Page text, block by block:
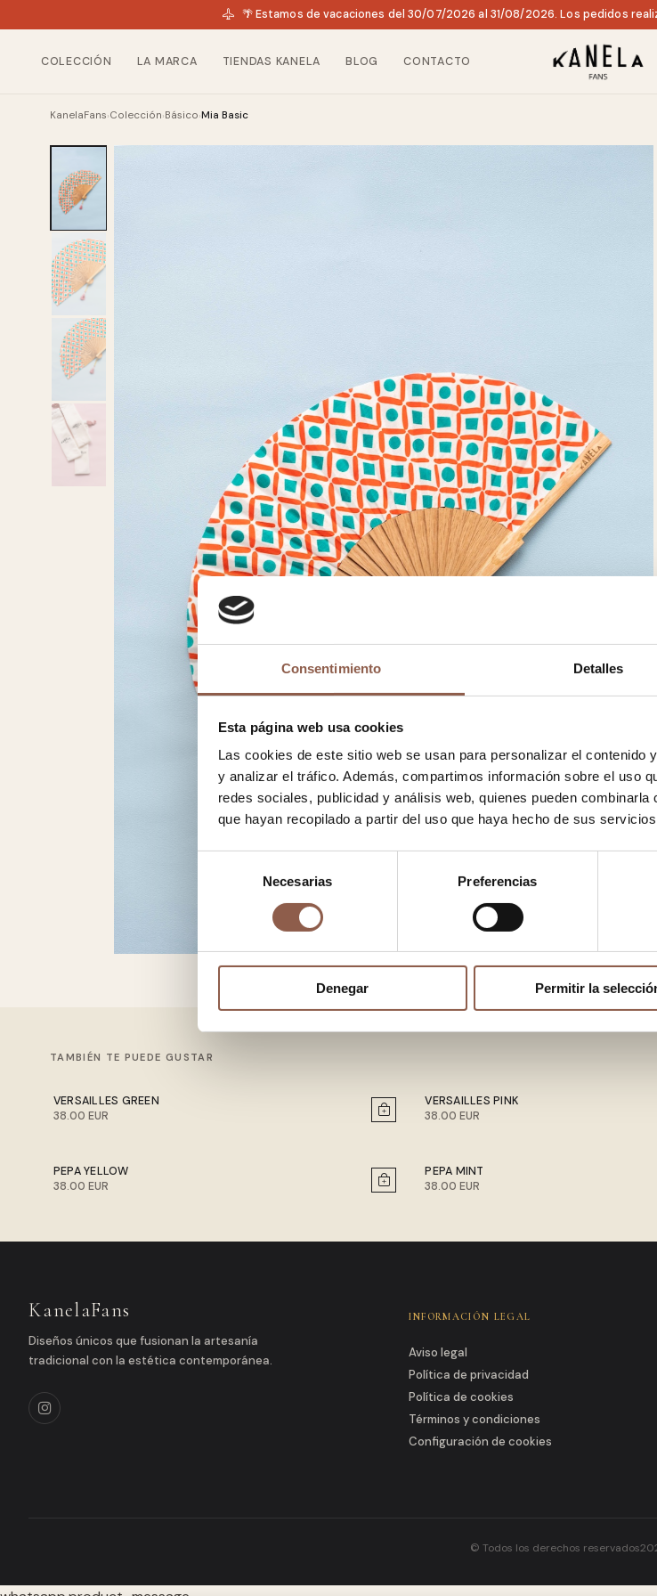
Consentimiento Detalles
Esta página web usa cookies
Las cookies de este sitio web se usan para personalizar el
y analizar el tráfico. Además, compartimos información sobre el uso
redes sociales, publicidad y análisis web, quienes pueden
que hayan recopilado a partir del uso que haya hecho de sus
consentimiento
Necesarias Preferencias
Denegar Permitir la
🌴 Estamos de vacaciones del 30/07/2026 al 31/08/2026. Los pedidos
COLECCIÓN LA MARCA TIENDAS KANELA BLOG CONTACTO
KanelaFans›Colección›Básico›Mia Basic
TAMBIÉN TE PUEDE GUSTAR
VERSAILLES GREEN
38.00 EUR
VERSAILLES PINK
38.00 EUR
PEPA YELLOW
38.00 EUR
PEPA MINT
38.00 EUR
KanelaFans
Diseños únicos que fusionan la artesanía
tradicional con la estética contemporánea.
INFORMACIÓN LEGAL
Aviso legal
Política de privacidad
Política de cookies
Términos y condiciones
Configuración de cookies
© Todos los derechos